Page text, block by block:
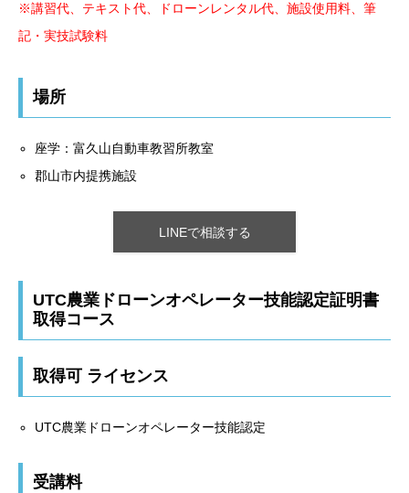
※講習代、テキスト代、ドローンレンタル代、施設使用料、筆
記・実技試験料
場所
座学：富久山自動車教習所教室
郡山市内提携施設
LINEで相談する
UTC農業ドローンオペレーター技能認定証明書
取得コース
取得可 ライセンス
UTC農業ドローンオペレーター技能認定
受講料